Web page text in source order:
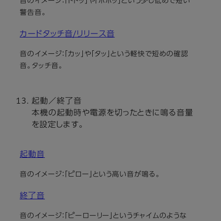
警告音。
カードタッチ音/リリース音
音のイメージ：「カッ」や「タッ」という軽快で短めの確認
音。タッチ音。
起動／終了音
本機の起動時や電源を切ったときに鳴る音量
を設定します。
起動音
音のイメージ：「ピロー」という高い音が鳴る。
終了音
音のイメージ：「ピーローリー」というチャイムのような